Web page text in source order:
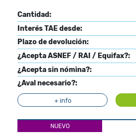
Cantidad:
Interés TAE desde:
Plazo de devolución:
¿Acepta ASNEF / RAI / Equifax?:
¿Acepta sin nómina?:
¿Aval necesario?:
+ info
NUEVO